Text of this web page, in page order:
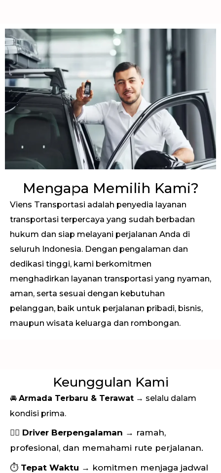
Mengapa Memilih Kami?
Viens Transportasi adalah penyedia layanan
transportasi terpercaya yang sudah berbadan
hukum dan siap melayani perjalanan Anda di
seluruh Indonesia. Dengan pengalaman dan
dedikasi tinggi, kami berkomitmen
menghadirkan layanan transportasi yang nyaman,
aman, serta sesuai dengan kebutuhan
pelanggan, baik untuk perjalanan pribadi, bisnis,
maupun wisata keluarga dan rombongan.
Keunggulan Kami
🚘 Armada Terbaru & Terawat → selalu dalam
kondisi prima.
👨‍✈️ Driver Berpengalaman → ramah,
profesional, dan memahami rute perjalanan.
⏱ Tepat Waktu → komitmen menjaga jadwal